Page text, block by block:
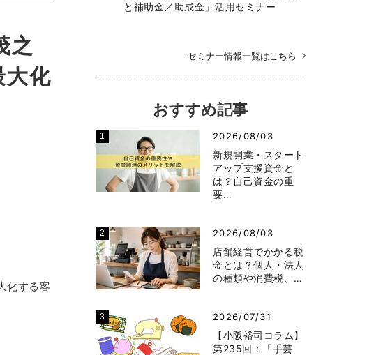
之
化
化する客
と補助金／助成金」活用セミナー
セミナー情報一覧はこちら
おすすめ記事
2026/08/03
新規開業・スタート
アップ支援資金と
は？自己資金の重
要…
2026/08/03
店舗経営でかかる税
金とは？個人・法人
の種類や消費税、…
2026/07/31
【小阪裕司コラム】
第235回：「手芸